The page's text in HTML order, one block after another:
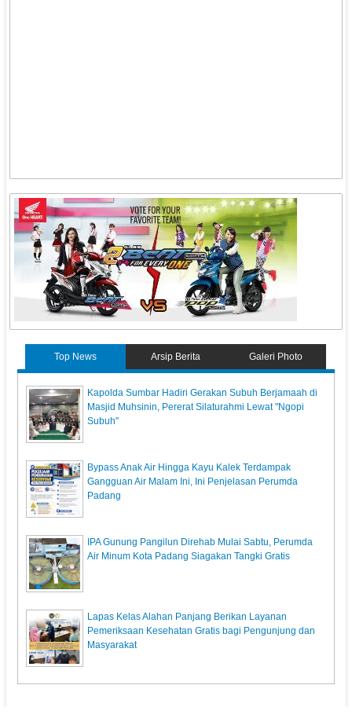
Top News Arsip Berita Galeri Photo
Kapolda Sumbar Hadiri Gerakan Subuh Berjamaah di
Masjid Muhsinin, Pererat Silaturahmi Lewat "Ngopi
Subuh"
Bypass Anak Air Hingga Kayu Kalek Terdampak
Gangguan Air Malam Ini, Ini Penjelasan Perumda
Padang
IPA Gunung Pangilun Direhab Mulai Sabtu, Perumda
Air Minum Kota Padang Siagakan Tangki Gratis
Lapas Kelas Alahan Panjang Berikan Layanan
Pemeriksaan Kesehatan Gratis bagi Pengunjung dan
Masyarakat